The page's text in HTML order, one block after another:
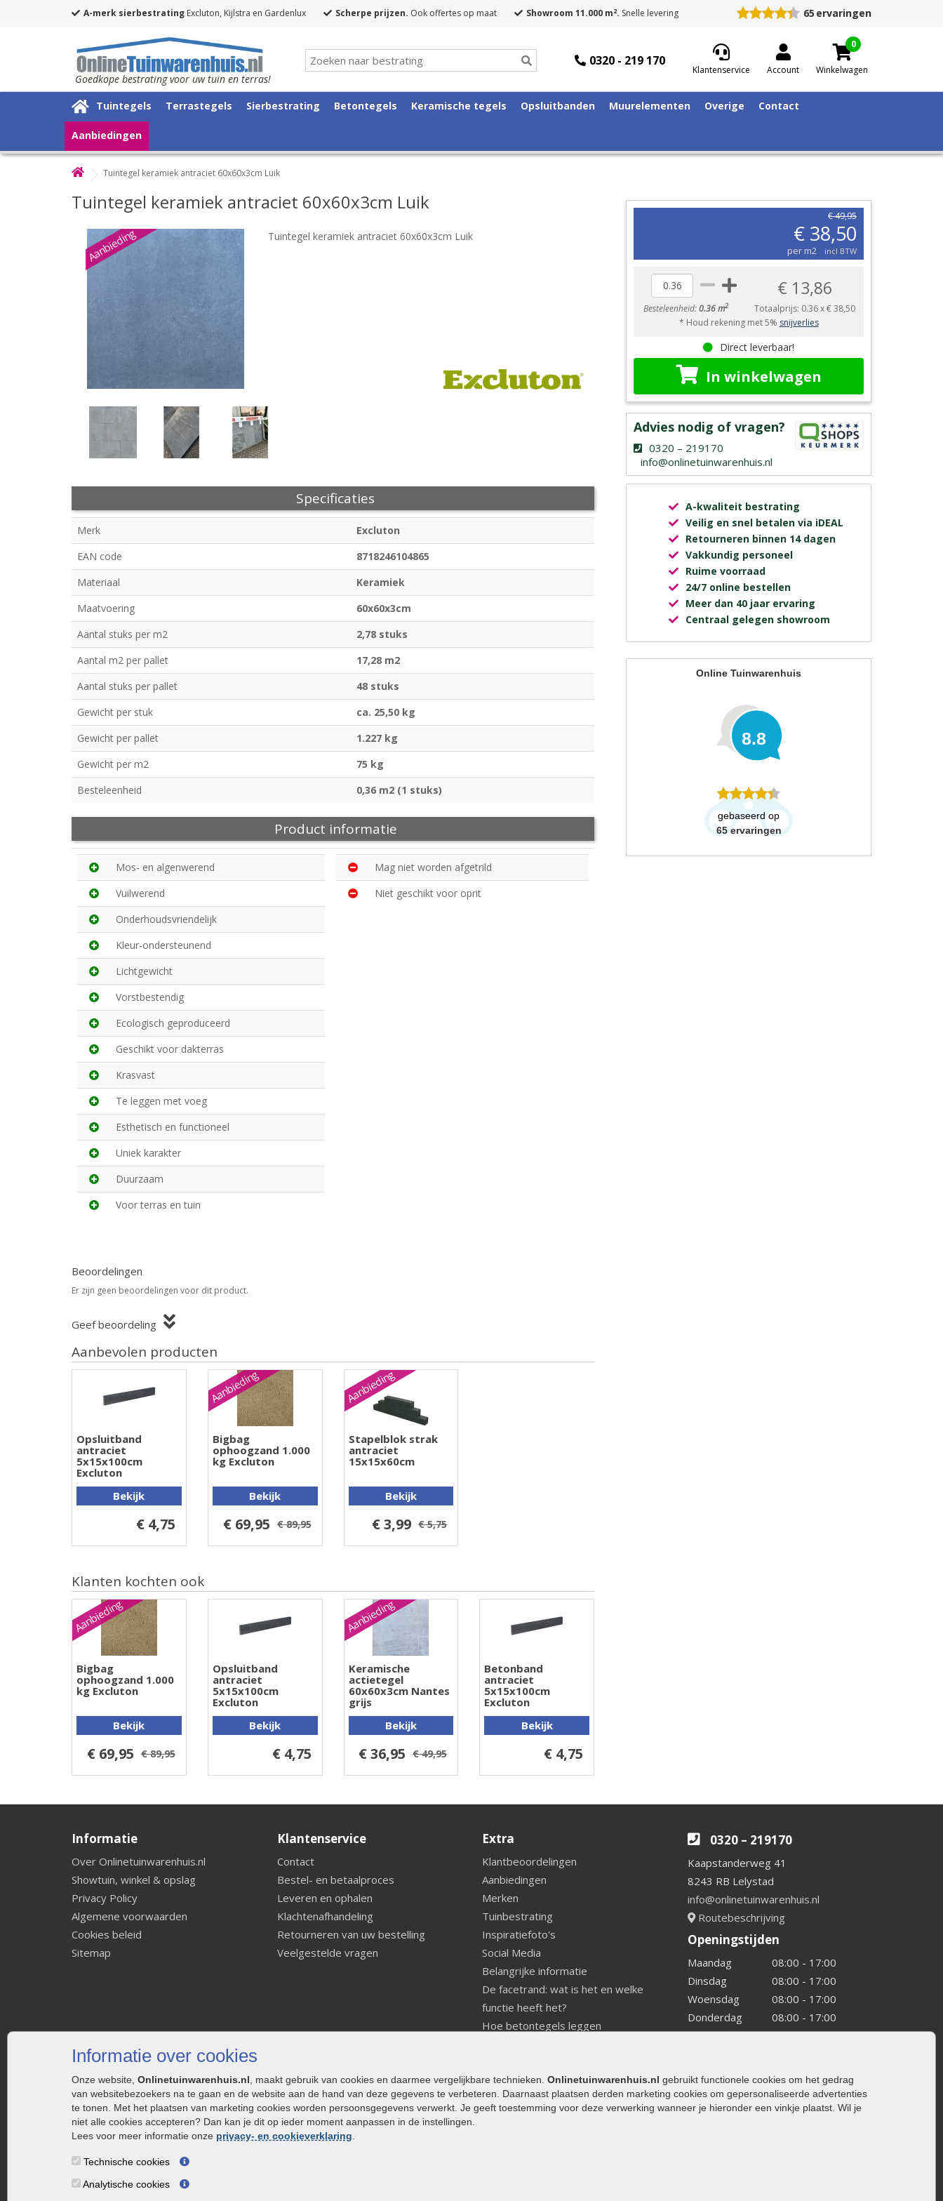
Informatie over cookies
Onze website, Onlinetuinwarenhuis.nl , maakt gebruik van cookies en daarmee vergelijkbare technieken. Onlinetuinwarenhuis.nl gebruikt functionele cookies om het gedrag
van websitebezoekers na te gaan en de website aan de hand van deze gegevens te verbeteren. Daarnaast plaatsen derden marketing cookies om gepersonaliseerde advertenties
te tonen. Met het plaatsen van marketing cookies worden persoonsgegevens verwerkt. Je geeft toestemming voor deze verwerking wanneer je hieronder een vinkje plaatst. Wil je
niet alle cookies accepteren? Dan kan je dit op ieder moment aanpassen in de instellingen.
Lees voor meer informatie onze privacy- en cookieverklaring
Technische cookies
Analytische cookies
A-merk sierbestrating Excluton, Kijlstra en Gardenlux Scherpe prijzen. Ook offertes op maat Showroom 11.000 m2. Snelle levering 65 ervaringen
Goedkope bestrating voor uw tuin en terras!
0320 - 219 170
Klantenservice Account
0
Winkelwagen
Tuintegels Terrastegels Sierbestrating Betontegels Keramische tegels Opsluitbanden Muurelementen Overige Contact
Aanbiedingen
Tuintegel keramiek antraciet 60x60x3cm Luik
Tuintegel keramiek antraciet 60x60x3cm Luik
Aanbieding Tuintegel keramiek antraciet 60x60x3cm Luik
Specificaties
Merk
Excluton
EAN code
8718246104865
Materiaal
Keramiek
Maatvoering
60x60x3cm
Aantal stuks per m2
2,78 stuks
Aantal m2 per pallet
17,28 m2
Aantal stuks per pallet
48 stuks
Gewicht per stuk
ca. 25,50 kg
Gewicht per pallet
1.227 kg
Gewicht per m2
75 kg
Besteleenheid
0,36 m2 (1 stuks)
Product informatie
Mos- en algenwerend
Vuilwerend
Onderhoudsvriendelijk
Kleur-ondersteunend
Lichtgewicht
Vorstbestendig
Ecologisch geproduceerd
Geschikt voor dakterras
Krasvast
Te leggen met voeg
Esthetisch en functioneel
Uniek karakter
Duurzaam
Voor terras en tuin
Mag niet worden afgetrild
Niet geschikt voor oprit
Beoordelingen
Er zijn geen beoordelingen voor dit product.
Geef beoordeling
Aanbevolen producten
Opsluitband
antraciet
5x15x100cm
Excluton
Bekijk
€ 4,75
Aanbieding
Bigbag
ophoogzand 1.000
kg Excluton
Bekijk
€ 69,95 € 89,95
Aanbieding
Stapelblok strak
antraciet
15x15x60cm
Bekijk
€ 3,99 € 5,75
Klanten kochten ook
Aanbieding
Bigbag
ophoogzand 1.000
kg Excluton
Bekijk
€ 69,95 € 89,95
Opsluitband
antraciet
5x15x100cm
Excluton
Bekijk
€ 4,75
Aanbieding
Keramische
actietegel
60x60x3cm Nantes
grijs
Bekijk
€ 36,95 € 49,95
Betonband
antraciet
5x15x100cm
Excluton
Bekijk
€ 4,75
€ 49,95
€ 38,50
per m2 incl BTW
Besteleenheid:0.36 m2
€ 13,86
Totaalprijs: 0.36x€ 38,50
* Houd rekening met 5% snijverlies
Direct leverbaar!
In winkelwagen
Advies nodig of vragen?
0320 – 219170
info@onlinetuinwarenhuis.nl
A-kwaliteit bestrating
Veilig en snel betalen via iDEAL
Retourneren binnen 14 dagen
Vakkundig personeel
Ruime voorraad
24/7 online bestellen
Meer dan 40 jaar ervaring
Centraal gelegen showroom
Online Tuinwarenhuis
8.8
gebaseerd op
65 ervaringen
Informatie
Over Onlinetuinwarenhuis.nl
Showtuin, winkel & opslag
Privacy Policy
Algemene voorwaarden
Cookies beleid
Sitemap
Klantenservice
Contact
Bestel- en betaalproces
Leveren en ophalen
Klachtenafhandeling
Retourneren van uw bestelling
Veelgestelde vragen
Extra
Klantbeoordelingen
Aanbiedingen
Merken
Tuinbestrating
Inspiratiefoto's
Social Media
Belangrijke informatie
De facetrand: wat is het en welke
functie heeft het?
Hoe betontegels leggen
Welke tuinstijl past bij mij
Strakke tuin inrichten
Legverbanden gebakken bestrating
0320 – 219170
Kaapstanderweg 41
8243 RB Lelystad
info@onlinetuinwarenhuis.nl
Routebeschrijving
Openingstijden
Maandag
08:00 - 17:00
Dinsdag
08:00 - 17:00
Woensdag
08:00 - 17:00
Donderdag
08:00 - 17:00
Vrijdag
08:00 - 17:00